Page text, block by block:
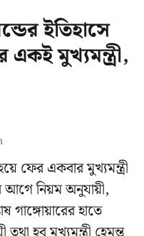
ইতিহাসে
মুখ্যমন্ত্রী,
ফের একবার মুখ্যমন্ত্রী
আগে নিয়ম অনুযায়ী,
গাঙ্গোয়ারের হাতে